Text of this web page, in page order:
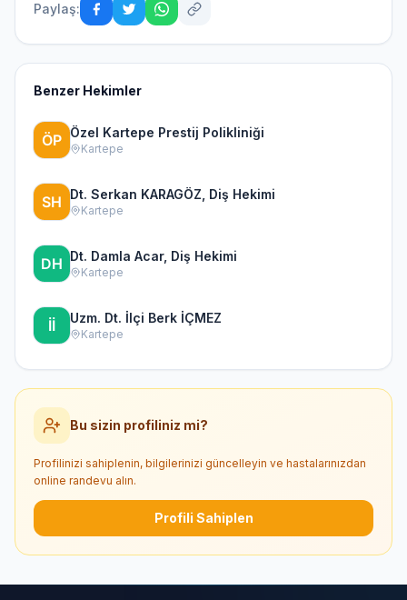
Paylaş:
Benzer Hekimler
Özel Kartepe Prestij Polikliniği
Kartepe
Dt. Serkan KARAGÖZ, Diş Hekimi
Kartepe
Dt. Damla Acar, Diş Hekimi
Kartepe
Uzm. Dt. İlçi Berk İÇMEZ
Kartepe
Bu sizin profiliniz mi?
Profilinizi sahiplenin, bilgilerinizi güncelleyin ve hastalarınızdan
online randevu alın.
Profili Sahiplen